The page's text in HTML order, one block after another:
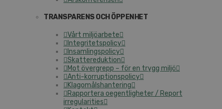
TRANSPARENS OCH ÖPPENHET
Vårt miljöarbete
Integritetspolicy
Insamlingspolicy
Skattereduktion
Mot övergrepp – för en trygg miljö
Anti-korruptionspolicy
Klagomålshantering
Rapportera oegentligheter / Report
irregularities